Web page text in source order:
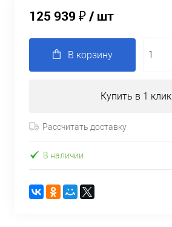
125 939 ₽/ шт
В корзину
Купить в 1 клик
Рассчитать доставку
В наличии